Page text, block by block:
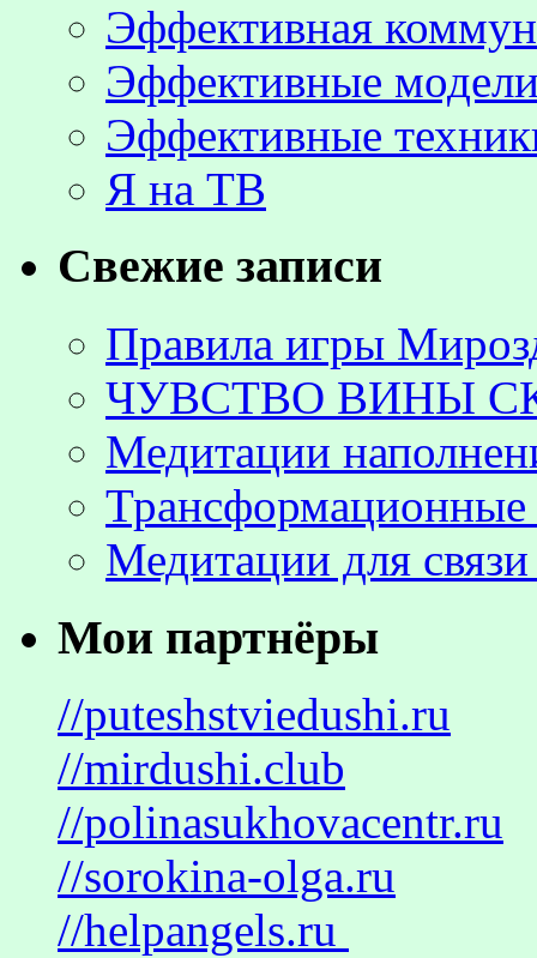
Эффективная
Эффективные
Эффективные
Я на ТВ
Свежие записи
Правила игры
ЧУВСТВО ВИНЫ
Медитации
Трансформационные
Медитации для
Мои партнёры
//puteshstviedushi.ru
//mirdushi.club
//polinasukhovacentr.ru
//sorokina-olga.ru
//helpangels.ru